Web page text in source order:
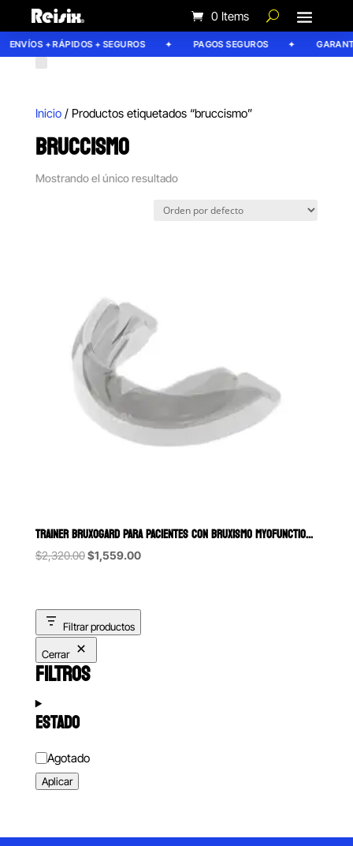
0 Items
ENVÍOS + RÁPIDOS + SEGUROS PAGOS SEGUROS
Inicio/ Productos etiquetados “bruccismo”
BRUCCISMO
Mostrando el único resultado
TRAINER BRUXOGARD PARA PACIENTES CON BRUXISMO MYOFUNCTIONAL
$2,320.00Original
$2,320.00.
$1,559.00Current
$1,559.00.
Filtrar productos
Cerrar
FILTROS
ESTADO
Estado
Agotado
Aplicar